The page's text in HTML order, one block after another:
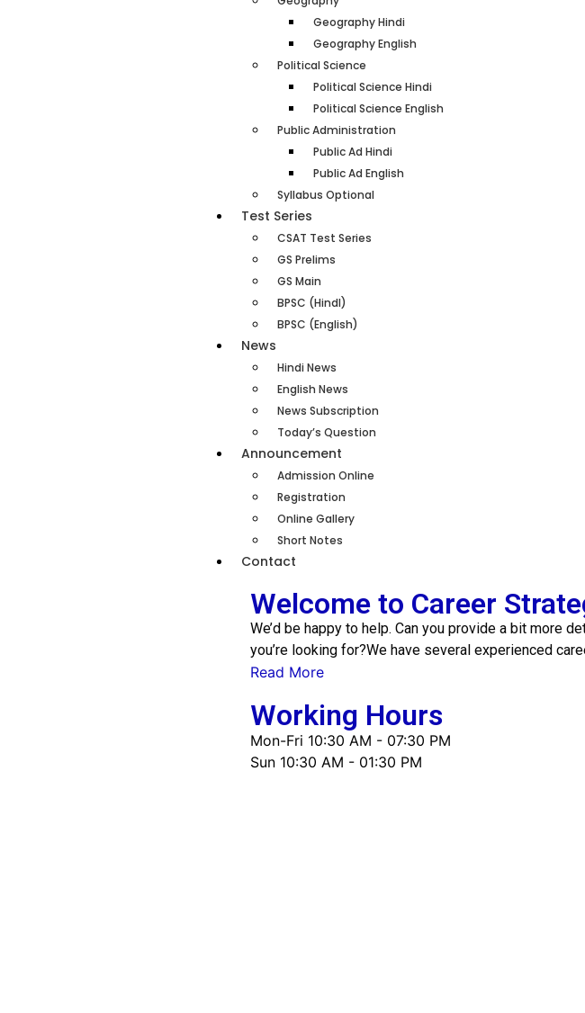
Geography Hindi
Geography English
Political Science
Political Science Hindi
Political Science English
Public Administration
Public Ad Hindi
Public Ad English
Syllabus Optional
Test Series
CSAT Test Series
GS Prelims
GS Main
BPSC (HindI)
BPSC (English)
News
Hindi News
English News
News Subscription
Today’s Question
Announcement
Admission Online
Registration
Online Gallery
Short Notes
Contact
Welcome to Career
We’d be happy to help. Can you provide a bit more
you’re looking for?We have several experienced
Read More
Working Hours
Mon-Fri 10:30 AM - 07:30 PM
Sun 10:30 AM - 01:30 PM